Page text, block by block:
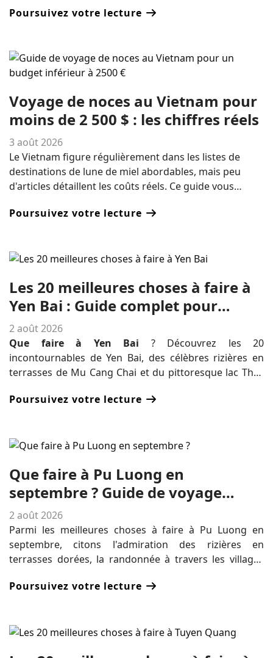
ou Hué, et comment l'intégrer facilement à un voyage
Poursuivez votre lecture
Voyage de noces au Vietnam pour
moins de 2 500 $ : les chiffres réels
3 août 2026
Le Vietnam figure régulièrement dans les listes de
destinations de lune de miel abordables, mais peu
d'articles détaillent les coûts réels. Ce guide vous
de miel au Vietnam à 2 500 $ : hébergement, visites
trouverez également deux itinéraires prêts à l'emploi
un budget plus important.
Poursuivez votre lecture
Les 20 meilleures choses à faire à
Yen Bai : Guide complet pour
découvrir la beauté cachée du
Nord-Ouest du Vietnam
2 août 2026
Que faire à Yen Bai ? Découvrez les 20
incontournables de Yen Bai, des célèbres rizières en
terrasses de Mu Cang Chai et du pittoresque lac Thac
ethniques, cascades et cuisine locale authentique. Ce
immersion culturelle dans le nord-ouest du Vietnam.
Poursuivez votre lecture
Que faire à Pu Luong en
septembre ? Guide de voyage
complet pour la saison du riz doré.
2 août 2026
Parmi les meilleures choses à faire à Pu Luong en
septembre, citons l'admiration des rizières en
terrasses dorées, la randonnée à travers les villages
découverte des roues à eau en bambou et l'expérience
Poursuivez votre lecture